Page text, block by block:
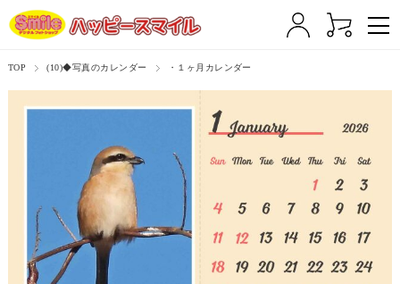
TOP (10)◆写真のカレンダー ・１ヶ月カレンダー